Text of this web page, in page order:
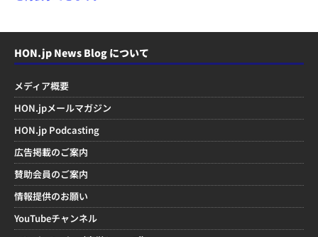
HON.jp News Blog について
メディア概要
HON.jpメールマガジン
HON.jp Podcasting
広告掲載のご案内
賛助会員のご案内
情報提供のお願い
YouTubeチャンネル